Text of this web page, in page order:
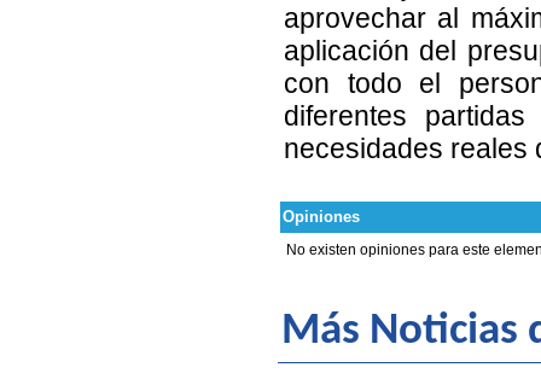
aprovechar al
aplicación del
con todo el
diferentes
necesidades reales
Opiniones
No existen opiniones para este
Más Noticias